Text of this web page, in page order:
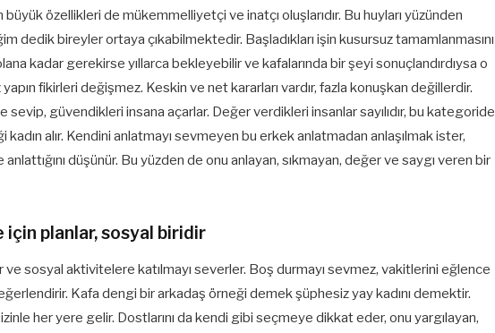
özellikleri de mükemmelliyetçi ve inatçı oluşlarıdır. Bu huyları yüzünden
dedik bireyler ortaya çıkabilmektedir. Başladıkları işin kusursuz tamamlanmasını
kadar gerekirse yıllarca bekleyebilir ve kafalarında bir şeyi sonuçlandırdıysa o
fikirleri değişmez. Keskin ve net kararları vardır, fazla konuşkan değillerdir.
sevip, güvendikleri insana açarlar. Değer verdikleri insanlar sayılıdır, bu kategoride
kadın alır. Kendini anlatmayı sevmeyen bu erkek anlatmadan anlaşılmak ister,
anlattığını düşünür. Bu yüzden de onu anlayan, sıkmayan, değer ve saygı veren bir
için planlar, sosyal biridir
ve sosyal aktivitelere katılmayı severler. Boş durmayı sevmez, vakitlerini eğlence
Kafa dengi bir arkadaş örneği demek şüphesiz yay kadını demektir.
her yere gelir. Dostlarını da kendi gibi seçmeye dikkat eder, onu yargılayan,